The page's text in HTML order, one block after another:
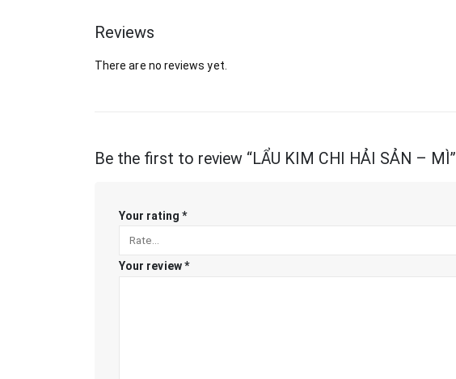
Reviews
There are no reviews yet.
Be the first to review “LẨU KIM CHI HẢI SẢN – MÌ”
Your rating *
Your review*